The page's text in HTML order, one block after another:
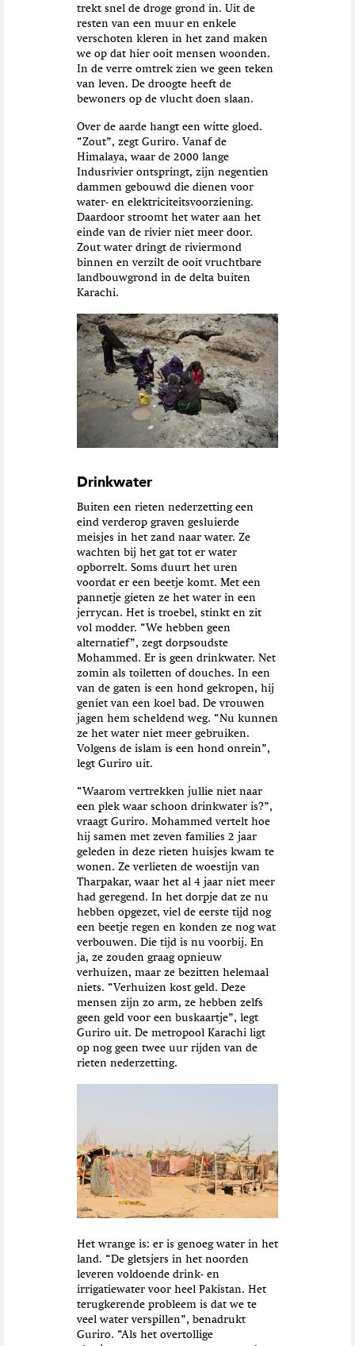
trekt snel de droge grond in. Uit de
resten van een muur en enkele
verschoten kleren in het zand maken
we op dat hier ooit mensen woonden.
In de verre omtrek zien we geen teken
van leven. De droogte heeft de
bewoners op de vlucht doen slaan.
Over de aarde hangt een witte gloed.
“Zout”, zegt Guriro. Vanaf de
Himalaya, waar de 2000 lange
Indusrivier ontspringt, zijn negentien
dammen gebouwd die dienen voor
water- en elektriciteitsvoorziening.
Daardoor stroomt het water aan het
einde van de rivier niet meer door.
Zout water dringt de riviermond
binnen en verzilt de ooit vruchtbare
landbouwgrond in de delta buiten
Karachi.
Drinkwater
Buiten een rieten nederzetting een
eind verderop graven gesluierde
meisjes in het zand naar water. Ze
wachten bij het gat tot er water
opborrelt. Soms duurt het uren
voordat er een beetje komt. Met een
pannetje gieten ze het water in een
jerrycan. Het is troebel, stinkt en zit
vol modder. “We hebben geen
alternatief”, zegt dorpsoudste
Mohammed. Er is geen drinkwater. Net
zomin als toiletten of douches. In een
van de gaten is een hond gekropen, hij
geniet van een koel bad. De vrouwen
jagen hem scheldend weg. “Nu kunnen
ze het water niet meer gebruiken.
Volgens de islam is een hond onrein”,
legt Guriro uit.
“Waarom vertrekken jullie niet naar
een plek waar schoon drinkwater is?”,
vraagt Guriro. Mohammed vertelt hoe
hij samen met zeven families 2 jaar
geleden in deze rieten huisjes kwam te
wonen. Ze verlieten de woestijn van
Tharpakar, waar het al 4 jaar niet meer
had geregend. In het dorpje dat ze nu
hebben opgezet, viel de eerste tijd nog
een beetje regen en konden ze nog wat
verbouwen. Die tijd is nu voorbij. En
ja, ze zouden graag opnieuw
verhuizen, maar ze bezitten helemaal
niets. “Verhuizen kost geld. Deze
mensen zijn zo arm, ze hebben zelfs
geen geld voor een buskaartje”, legt
Guriro uit. De metropool Karachi ligt
op nog geen twee uur rijden van de
rieten nederzetting.
Het wrange is: er is genoeg water in het
land. “De gletsjers in het noorden
leveren voldoende drink- en
irrigatiewater voor heel Pakistan. Het
terugkerende probleem is dat we te
veel water verspillen”, benadrukt
Guriro. “Als het overtollige